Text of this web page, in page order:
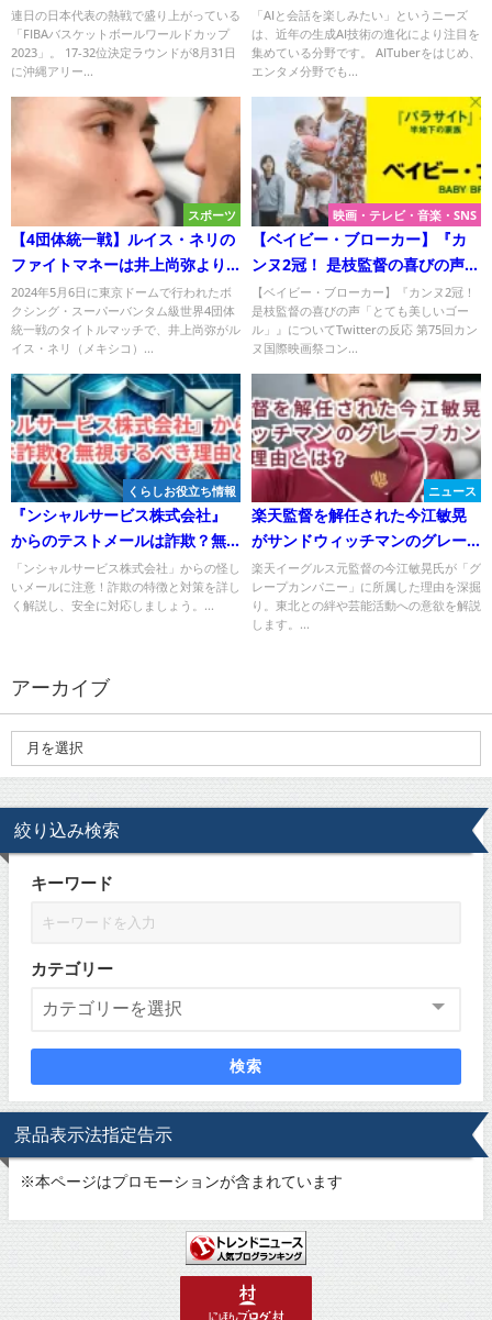
予定も！FIBAワールドカップ
2023順位決定戦
連日の日本代表の熱戦で盛り上がっている
「FIBAバスケットボールワールドカップ
2023」。 17-32位決定ラウンドが8月31日
に沖縄アリー...
手先・対応OSなど紹介！
「AIと会話を楽しみたい」というニーズ
は、近年の生成AI技術の進化により注目を
集めている分野です。 AITuberをはじめ、
エンタメ分野でも...
スポーツ
【4団体統一戦】ルイス・ネリの
ファイトマネーは井上尚弥より
多い？少ない？
2024年5月6日に東京ドームで行われたボ
クシング・スーパーバンタム級世界4団体
統一戦のタイトルマッチで、井上尚弥がル
イス・ネリ（メキシコ）...
映画・テレビ・音楽・SNS
【ベイビー・ブローカー】『カ
ンヌ2冠！ 是枝監督の喜びの声
「とても美しいゴール」』につ
いてTwitterの反応
【ベイビー・ブローカー】『カンヌ2冠！
是枝監督の喜びの声「とても美しいゴー
ル」』についてTwitterの反応 第75回カン
ヌ国際映画祭コン...
くらしお役立ち情報
『ンシャルサービス株式会社』
からのテストメールは詐欺？無
視するべき理由と対策法！
「ンシャルサービス株式会社」からの怪し
いメールに注意！詐欺の特徴と対策を詳し
く解説し、安全に対応しましょう。...
ニュース
楽天監督を解任された今江敏晃
がサンドウィッチマンのグレー
プカンパニー所属の理由とは？
楽天イーグルス元監督の今江敏晃氏が「グ
レープカンパニー」に所属した理由を深掘
り。東北との絆や芸能活動への意欲を解説
します。...
アーカイブ
絞り込み検索
キーワード
カテゴリー
検索
景品表示法指定告示
※本ページはプロモーションが含まれています